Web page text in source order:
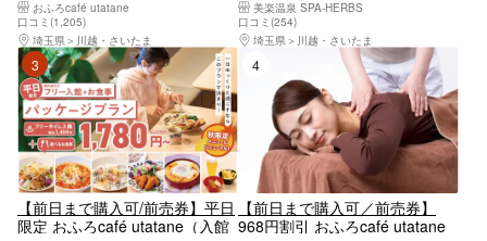
おふろcafé utatane
口コミ(1,205)
埼玉県
川越・さいたま
美楽温泉 SPA-HERBS
口コミ(254)
埼玉県
川越・さいたま
3位
【前日まで購入可/前売券】平日
限定 おふろcafé utatane（入館
【前日まで購入可／前売券】
968円割引 おふろcafé utatane